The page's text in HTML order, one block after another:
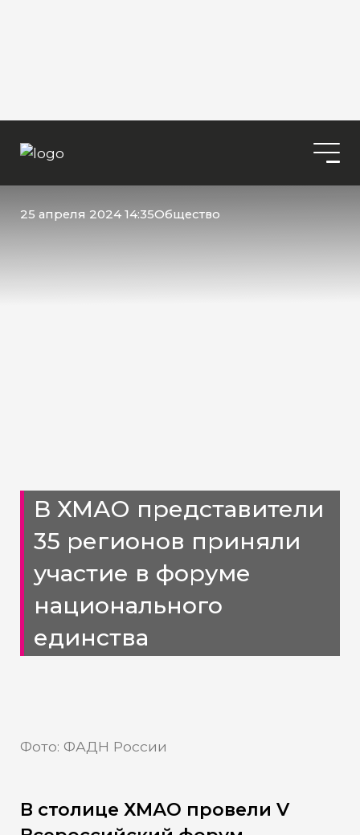
25 апреля 2024 14:35Общество
В ХМАО представители
35 регионов приняли
участие в форуме
национального
единства
Фото: ФАДН России
В столице ХМАО провели V